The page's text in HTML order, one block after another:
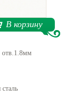
В корзину
отв.1.8мм